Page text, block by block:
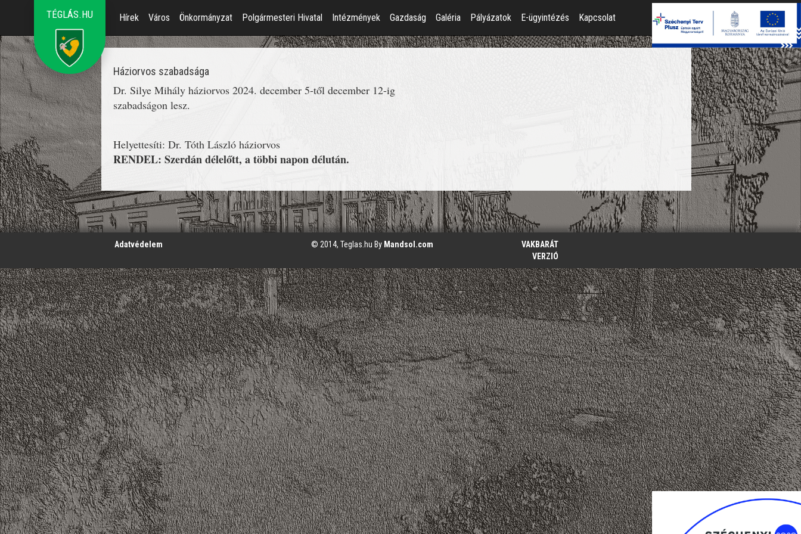
TÉGLÁS.HU Hírek Város Önkormányzat Polgármesteri Hivatal Intézmények Gazdaság Galéria Pályázatok E-ügyintézés Kapcsolat
Háziorvos szabadsága
Dr. Silye Mihály háziorvos 2024. december 5-től december 12-ig
szabadságon lesz.
Helyettesíti: Dr. Tóth László háziorvos
RENDEL: Szerdán délelőtt, a többi napon délután.
';
Adatvédelem © 2014, Teglas.hu By Mandsol.com
VAKBARÁT
VERZIÓ